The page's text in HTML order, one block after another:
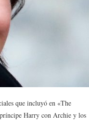
que incluyó en «The
Harry con Archie y los